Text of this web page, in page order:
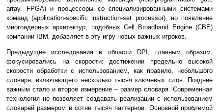
array, FPGA) и процессоры со специализированными системами
команд (application-specific instruction-set processor), но появление
многоядерных архитектур, подобных Cell Broadband Engine (CBE)
компании IBM, добавляет в эту игру новых важных игроков.
Предыдущие исследования в области DPI, главным образом,
фокусировались на скорости: достижении предельно высокой
скорости обработки с использованием, как правило, небольшого
словаря, включающего несколько тысяч ключевых слов. Позднее
важным стало и второе измерение – размер словаря. Современная
технология не позволяет создавать реализации с использованием
словарей размером в сотни тысяч паттернов. Основной проблемой